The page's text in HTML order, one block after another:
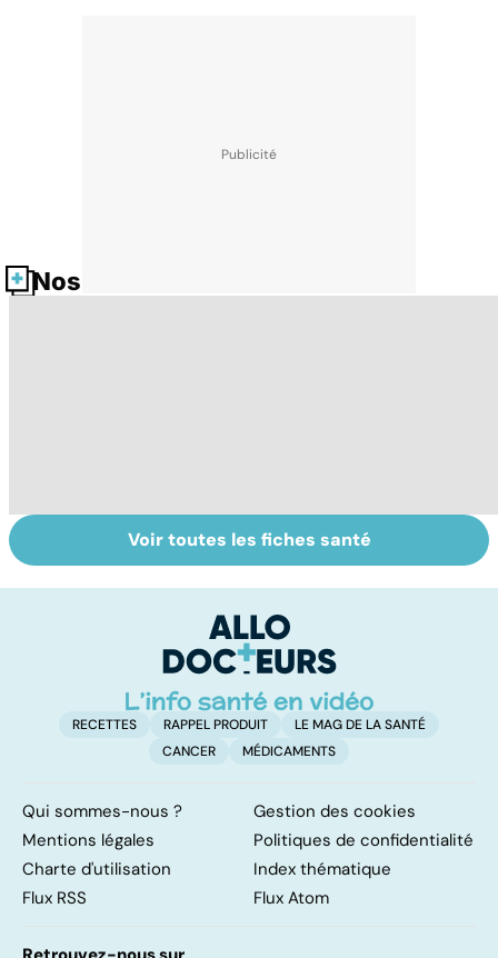
Nos fiches santé
Tout savoir sur
les infections
Inflammation des
amygdales : que
d'angine ?
Voir toutes les fiches santé
RECETTES RAPPEL PRODUIT
LE MAG DE LA SANTÉ
CANCER
MÉDICAMENTS
Qui sommes-nous ?
Gestion des cookies
Mentions légales
Politiques de confidentialité
Charte d'utilisation
Index thématique
Flux RSS
Flux Atom